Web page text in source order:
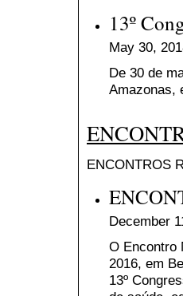
13º
May 30,
De 30 de
Amazonas,
ENCONTROS
December
O Encontro
2016, em
13º